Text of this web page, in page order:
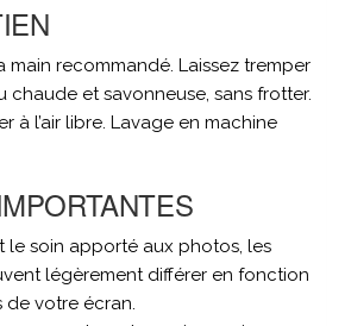
main recommandé. Laissez tremper
chaude et savonneuse, sans frotter.
à l’air libre. Lavage en machine
le soin apporté aux photos, les
légèrement différer en fonction
de votre écran.